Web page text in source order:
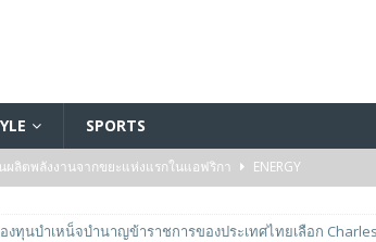
SPORTS
ลิตพลังงานจากขยะแห่งแรกในแอฟริกา
ENERGY
งทุนบำเหน็จบำนาญข้าราชการของประเทศไทยเลือก